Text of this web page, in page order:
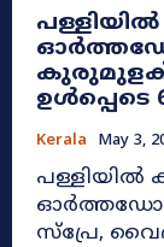
കുരുമുളക്
ഉൾപ്പെടെ
Kerala May 3,
പള്ളിയിൽ
സ്പ്രേ,